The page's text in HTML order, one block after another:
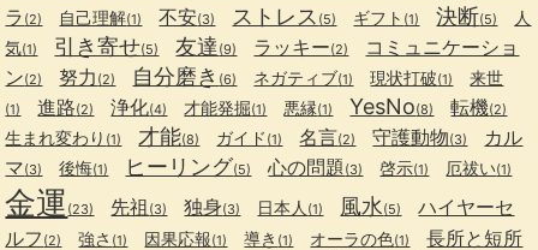
ラ (2) 自己理解(1) 不安(3) ストレス (5) ギフト (1) 決断(5)
人
気(1) 引き寄せ(5) 友達 (9) ラッキー(2)
コミュニケーショ
ン(2) 努力 (2) 自分磨き (6) ネガティブ(1) 現状打破(1) 来世
(1) 進路(2) 浄化(4) 才能発掘(1) 悪縁(1) YesNo(8) 転機(2)
生まれ変わり (1) 才能(8) ガイド (1) 名言(2) 守護動物(3)
カル
マ(3) 後悔(1) ヒーリング(5) 心の問題 (3) 啓示(1) 厄祓い(1)
金運 (23) 先祖 (3) 独身(3) 日本人 (1) 風水(5)
ハイヤーセ
ルフ (2) 強さ (1) 因果応報(1) 導き (1) オーラの色(1) 長所と短所